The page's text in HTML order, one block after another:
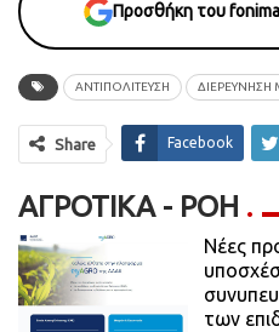
Προσθήκη του
ΑΝΤΙΠΟΛΙΤΕΥΣΗ ΔΙΕΡΕΥΝΗΣΗ
Share Facebook
ΑΓΡΟΤΙΚΆ - ΡΟΗ
Νέες
των